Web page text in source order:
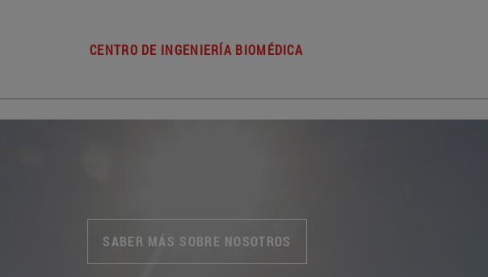
CENTRO DE INGENIERÍA BIOMÉDICA
SABER MÁS SOBRE NOSOTROS